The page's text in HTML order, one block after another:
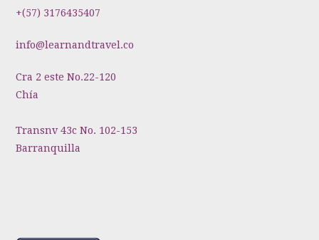
+(57) 3176435407
info@learnandtravel.co
Cra 2 este No.22-120
Chía
Transnv 43c No. 102-153
Barranquilla